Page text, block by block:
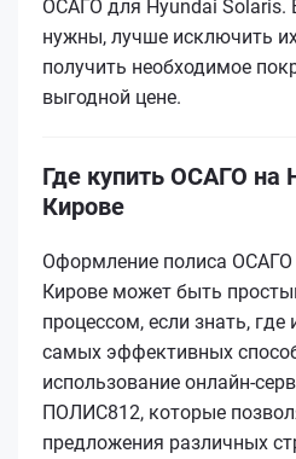
ОСАГО для Hyundai Solaris.
нужны, лучше исключить
получить необходимое
выгодной цене.
Где купить ОСАГО на
Кирове
Оформление полиса ОСАГО
Кирове может быть
процессом, если знать,
самых эффективных
использование онлайн-
ПОЛИС812, которые
предложения различных